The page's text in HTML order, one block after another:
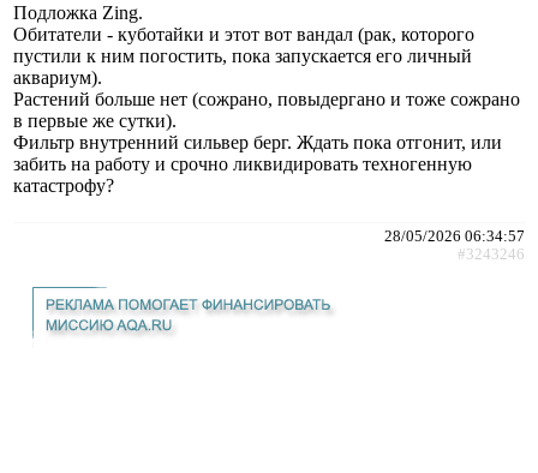
Подложка Zing.
Обитатели - куботайки и этот вот вандал (рак, которого
пустили к ним погостить, пока запускается его личный
аквариум).
Растений больше нет (сожрано, повыдергано и тоже сожрано
в первые же сутки).
Фильтр внутренний сильвер берг. Ждать пока отгонит, или
забить на работу и срочно ликвидировать техногенную
катастрофу?
28/05/2026 06:34:57
#3243246